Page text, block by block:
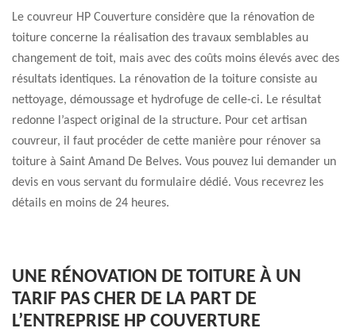
Le couvreur HP Couverture considère que la rénovation de
toiture concerne la réalisation des travaux semblables au
changement de toit, mais avec des coûts moins élevés avec des
résultats identiques. La rénovation de la toiture consiste au
nettoyage, démoussage et hydrofuge de celle-ci. Le résultat
redonne l’aspect original de la structure. Pour cet artisan
couvreur, il faut procéder de cette manière pour rénover sa
toiture à Saint Amand De Belves. Vous pouvez lui demander un
devis en vous servant du formulaire dédié. Vous recevrez les
détails en moins de 24 heures.
UNE RÉNOVATION DE TOITURE À UN
TARIF PAS CHER DE LA PART DE
L’ENTREPRISE HP COUVERTURE